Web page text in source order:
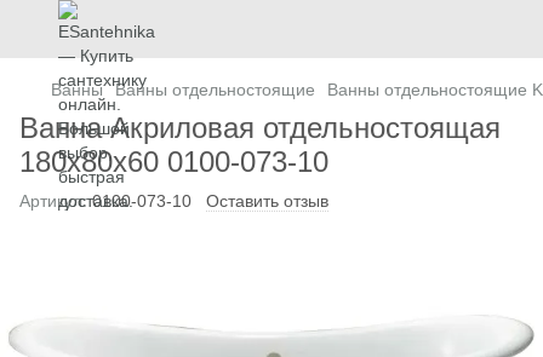
Ванны Ванны отдельностоящие Ванны отдельностоящие
Ванна Акриловая отдельностоящая
180x80x60 0100-073-10
Артикул:0100-073-10 Оставить отзыв